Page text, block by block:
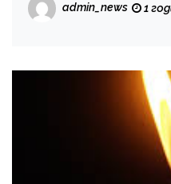
admin_news 1